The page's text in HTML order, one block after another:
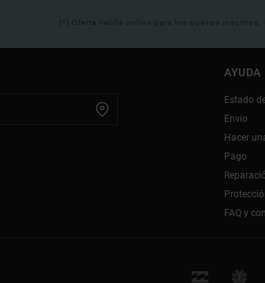
(*) Oferta valida online para los nuevos
AYUDA
Estado
Envio
Hacer
Pago
FAQ y